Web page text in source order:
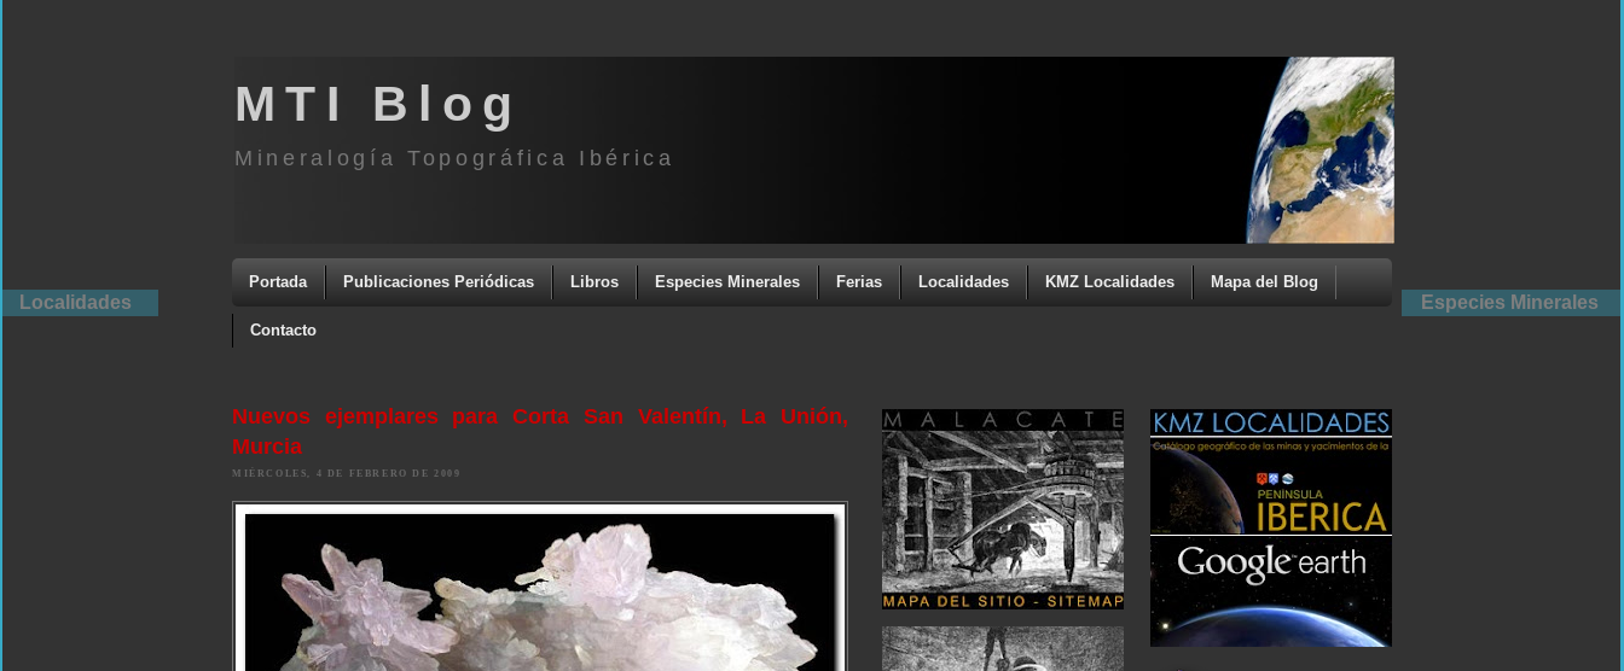
MTI Blog
Mineralogía Topográfica Ibérica
Portada Publicaciones Periódicas Libros Especies Minerales Ferias Localidades KMZ Localidades Mapa del Blog
Contacto
Nuevos ejemplares para Corta San Valentín, La Unión,
Murcia
MIÉRCOLES, 4 DE FEBRERO DE 2009
Localidades Especies Minerales